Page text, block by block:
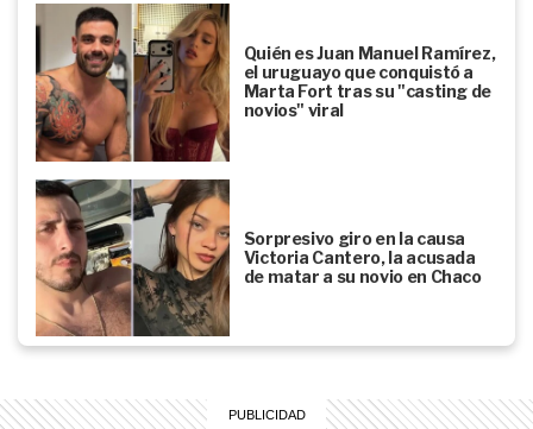
Quién es Juan Manuel Ramírez,
el uruguayo que conquistó a
Marta Fort tras su "casting de
novios" viral
Sorpresivo giro en la causa
Victoria Cantero, la acusada
de matar a su novio en Chaco